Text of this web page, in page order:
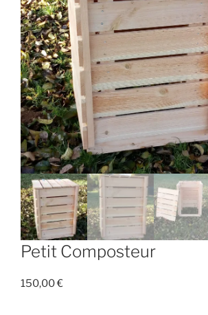
Petit Composteur
150,00€